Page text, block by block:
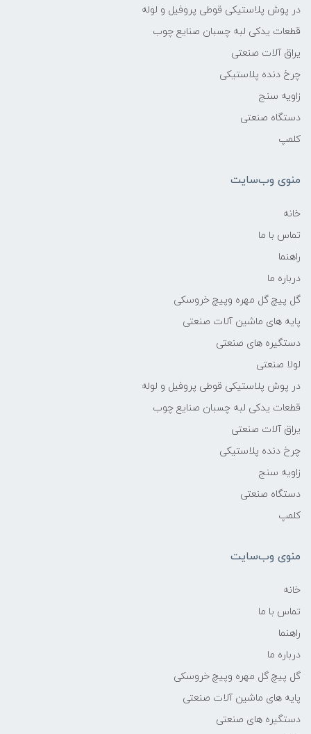
در پوش پلاستیکی قوطی پروفیل و لوله
قطعات یدکی لبه چسبان صنایع چوب
یراق آلات صنعتی
چرخ دنده پلاستیکی
زاویه سنج
دستگاه صنعتی
کلمپ
منوی وب‌سایت
خانه
تماس با ما
راهنما
درباره ما
گل پیچ گل مهره وپیچ خروسکی
پایه های ماشین آلات صنعتی
دستگیره های صنعتی
لولا صنعتی
در پوش پلاستیکی قوطی پروفیل و لوله
قطعات یدکی لبه چسبان صنایع چوب
یراق آلات صنعتی
چرخ دنده پلاستیکی
زاویه سنج
دستگاه صنعتی
کلمپ
منوی وب‌سایت
خانه
تماس با ما
راهنما
درباره ما
گل پیچ گل مهره وپیچ خروسکی
پایه های ماشین آلات صنعتی
دستگیره های صنعتی